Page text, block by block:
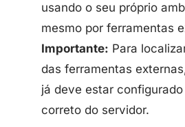
usando o seu próprio
mesmo por ferramentas
Importante: Para
das ferramentas
já deve estar
correto do servidor.